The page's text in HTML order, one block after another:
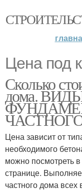
Цена под
Сколько
дома.
Цена зависит от
необходимого
можно посмотреть
странице.
частного дома всех